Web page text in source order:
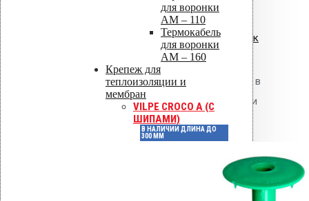
для воронки
AM – 110
Термокабель
для воронки
AM – 160
Крепеж для
теплоизоляции и
мембран
VILPE CROCO A (С
ШИПАМИ)
В НАЛИЧИИ ДЛИНА ДО
300 ММ
Материал изготовления Пластик
Наличие
Всегда в
наличии
Без
ограничений